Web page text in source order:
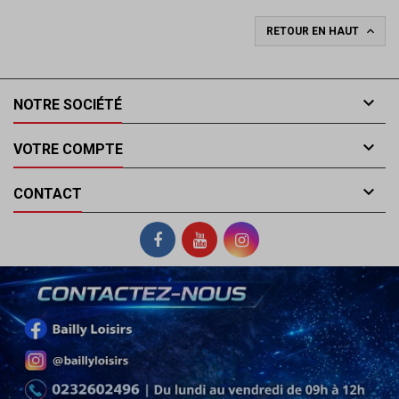
RETOUR EN HAUT 
NOTRE SOCIÉTÉ 
VOTRE COMPTE 
CONTACT 